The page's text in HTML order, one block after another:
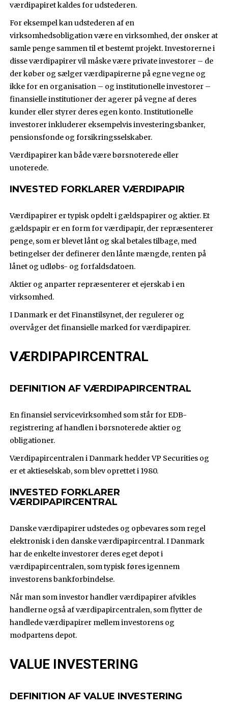
værdipapiret kaldes for udstederen.
For eksempel kan udstederen af en
virksomhedsobligation være en virksomhed, der ønsker at
samle penge sammen til et bestemt projekt. Investorerne i
disse værdipapirer vil måske være private investorer – de
der køber og sælger værdipapirerne på egne vegne og
ikke for en organisation – og institutionelle investorer –
finansielle institutioner der agerer på vegne af deres
kunder eller styrer deres egen konto. Institutionelle
investorer inkluderer eksempelvis investeringsbanker,
pensionsfonde og forsikringsselskaber.
Værdipapirer kan både være børsnoterede eller
unoterede.
INVESTED FORKLARER VÆRDIPAPIR
Værdipapirer er typisk opdelt i gældspapirer og aktier. Et
gældspapir er en form for værdipapir, der repræsenterer
penge, som er blevet lånt og skal betales tilbage, med
betingelser der definerer den lånte mængde, renten på
lånet og udløbs- og forfaldsdatoen.
Aktier og anparter repræsenterer et ejerskab i en
virksomhed.
I Danmark er det Finanstilsynet, der regulerer og
overvåger det finansielle marked for værdipapirer.
VÆRDIPAPIRCENTRAL
DEFINITION AF VÆRDIPAPIRCENTRAL
En finansiel servicevirksomhed som står for EDB-
registrering af handlen i børsnoterede aktier og
obligationer.
Værdipapircentralen i Danmark hedder VP Securities og
er et aktieselskab, som blev oprettet i 1980.
INVESTED FORKLARER
VÆRDIPAPIRCENTRAL
Danske værdipapirer udstedes og opbevares som regel
elektronisk i den danske værdipapircentral. I Danmark
har de enkelte investorer deres eget depot i
værdipapircentralen, som typisk føres igennem
investorens bankforbindelse.
Når man som investor handler værdipapirer afvikles
handlerne også af værdipapircentralen, som flytter de
handlede værdipapirer mellem investorens og
modpartens depot.
VALUE INVESTERING
DEFINITION AF VALUE INVESTERING